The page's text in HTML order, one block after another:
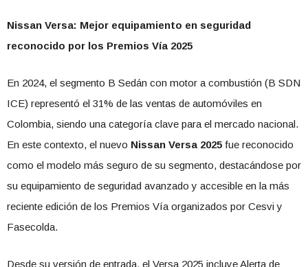
Nissan Versa: Mejor equipamiento en seguridad
reconocido por los Premios Vía 2025
En 2024, el segmento B Sedán con motor a combustión (B SDN
ICE) representó el 31% de las ventas de automóviles en
Colombia, siendo una categoría clave para el mercado nacional.
En este contexto, el nuevo Nissan Versa 2025 fue reconocido
como el modelo más seguro de su segmento, destacándose por
su equipamiento de seguridad avanzado y accesible en la más
reciente edición de los Premios Vía organizados por Cesvi y
Fasecolda.
Desde su versión de entrada, el Versa 2025 incluye Alerta de